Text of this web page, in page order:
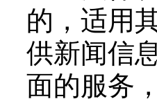
的，适用
供新闻信
面的服务